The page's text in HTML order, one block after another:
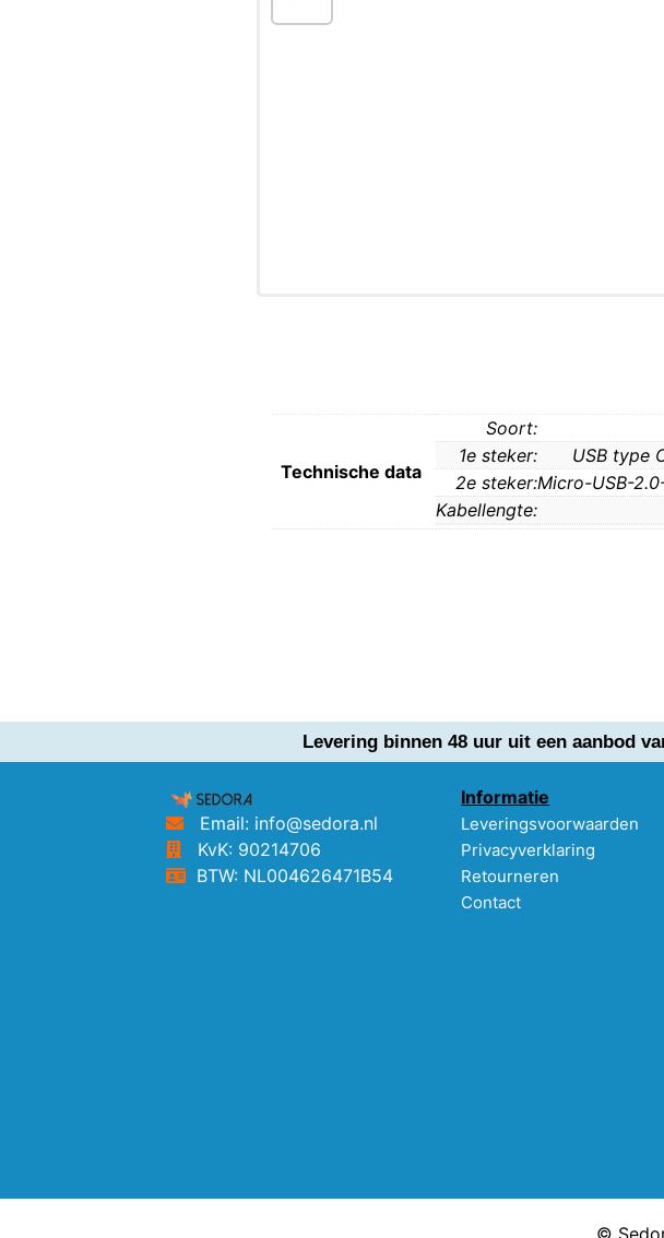
Technische data
Soort:
1e steker:
USB type
2e steker:Micro-USB-
Kabellengte:
Levering binnen 48 uur uit een aanbod
Email: info@sedora.nl
KvK: 90214706
BTW: NL004626471B54
Informatie
Leveringsvoorwaarden
Privacyverklaring
Retourneren
Contact